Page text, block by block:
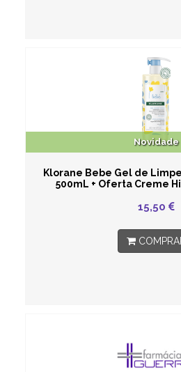
Novidade
Klorane Bebe Gel de
500mL + Oferta Creme
15,50